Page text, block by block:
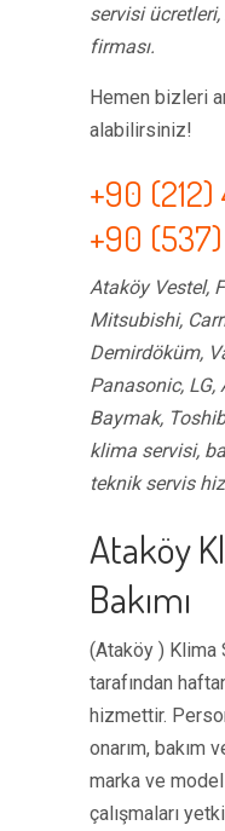
servisi
firması.
Hemen bizleri
alabilirsiniz!
+90 (212)
+90
Ataköy Vestel,
Mitsubishi,
Demirdöküm,
Panasonic, LG,
Baymak,
klima servisi,
teknik servis
Ataköy
Bakımı
(Ataköy ) Klima
tarafından
hizmettir.
onarım, bakım
marka ve
çalışmaları